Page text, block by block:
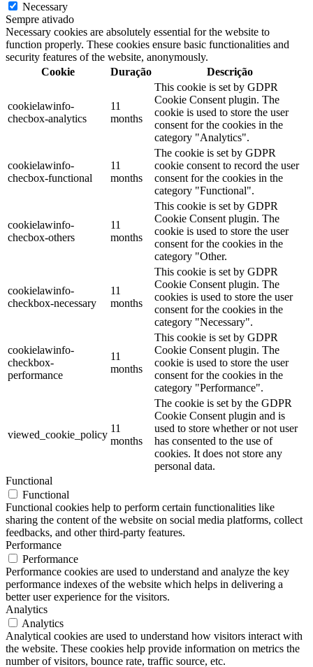
Necessary
Sempre ativado
Necessary cookies are absolutely essential for the website to
function properly. These cookies ensure basic functionalities and
security features of the website, anonymously.
Cookie
Duração Descrição
cookielawinfo-
checbox-analytics
11
months
This cookie is set by GDPR
Cookie Consent plugin. The
cookie is used to store the user
consent for the cookies in the
category "Analytics".
cookielawinfo-
checbox-functional
11
months
The cookie is set by GDPR
cookie consent to record the user
consent for the cookies in the
category "Functional".
cookielawinfo-
checbox-others
11
months
This cookie is set by GDPR
Cookie Consent plugin. The
cookie is used to store the user
consent for the cookies in the
category "Other.
cookielawinfo-
checkbox-necessary
11
months
This cookie is set by GDPR
Cookie Consent plugin. The
cookies is used to store the user
consent for the cookies in the
category "Necessary".
cookielawinfo-
checkbox-
performance
11
months
This cookie is set by GDPR
Cookie Consent plugin. The
cookie is used to store the user
consent for the cookies in the
category "Performance".
viewed_cookie_policy
11
months
The cookie is set by the GDPR
Cookie Consent plugin and is
used to store whether or not user
has consented to the use of
cookies. It does not store any
personal data.
Functional
Functional
Functional cookies help to perform certain functionalities like
sharing the content of the website on social media platforms, collect
feedbacks, and other third-party features.
Performance
Performance
Performance cookies are used to understand and analyze the key
performance indexes of the website which helps in delivering a
better user experience for the visitors.
Analytics
Analytics
Analytical cookies are used to understand how visitors interact with
the website. These cookies help provide information on metrics the
number of visitors, bounce rate, traffic source, etc.